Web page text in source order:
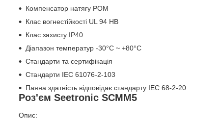
Компенсатор натягу POM
Клас вогнестійкості UL 94 HB
Клас захисту IP40
Діапазон температур -30°C ~ +80°C
Стандарти та сертифікація
Стандарти IEC 61076-2-103
Паяна здатність відповідає стандарту IEC 68-2-20
Роз'єм Seetronic SCMM5
Опис: